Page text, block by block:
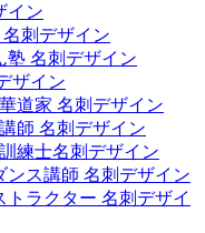
イン
刺デザイン
塾 名刺デザイン
ザイン
道家 名刺デザイン
師 名刺デザイン
練士名刺デザイン
ンス講師 名刺デザイン
トラクター 名刺デザイ